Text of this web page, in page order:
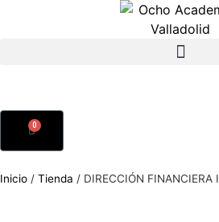
0
Inicio / Tienda / DIRECCIÓN FINANCIERA I